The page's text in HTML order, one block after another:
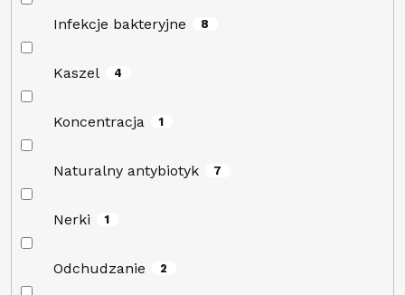
Infekcje bakteryjne 8
Kaszel 4
Koncentracja 1
Naturalny antybiotyk 7
Nerki 1
Odchudzanie 2